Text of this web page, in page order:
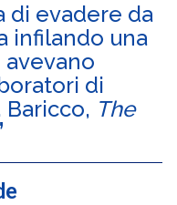
di evadere da
infilando una
di
Baricco, The